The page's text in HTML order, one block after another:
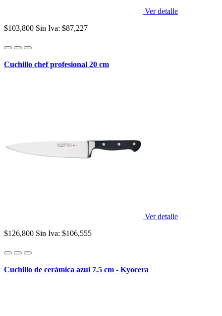
Ver detalle
$103,800 Sin Iva: $87,227
Cuchillo chef profesional 20 cm
Ver detalle
$126,800 Sin Iva: $106,555
Cuchillo de cerámica azul 7.5 cm - Kyocera